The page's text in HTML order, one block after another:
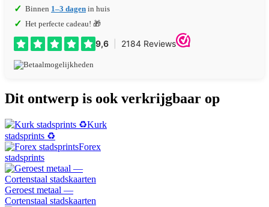
✓ Binnen 1–3 dagen in huis
✓ Het perfecte cadeau! 🎁
Dit ontwerp is ook verkrijgbaar op
Kurk
stadsprints ♻️
Forex
stadsprints
Geroest metaal —
Cortenstaal stadskaarten